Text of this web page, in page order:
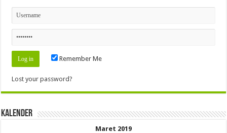
Remember Me
Lost your password?
Kalender
Maret 2019